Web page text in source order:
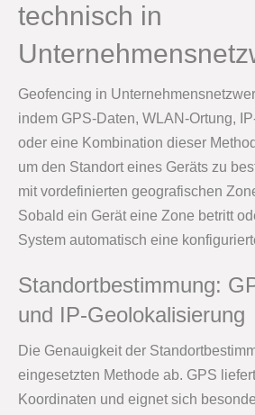
technisch in
Geofencing in
indem GPS-Daten, WLAN-Ortung,
oder eine Kombination dieser
um den Standort eines Geräts zu
mit vordefinierten geografischen
Sobald ein Gerät eine Zone betritt
System automatisch eine
Standortbestimmung:
und IP-Geolokalisierung
Die Genauigkeit der
eingesetzten Methode ab. GPS
Koordinaten und eignet sich